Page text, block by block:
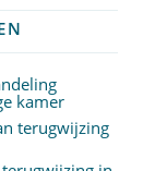
kamer
terugwijzing